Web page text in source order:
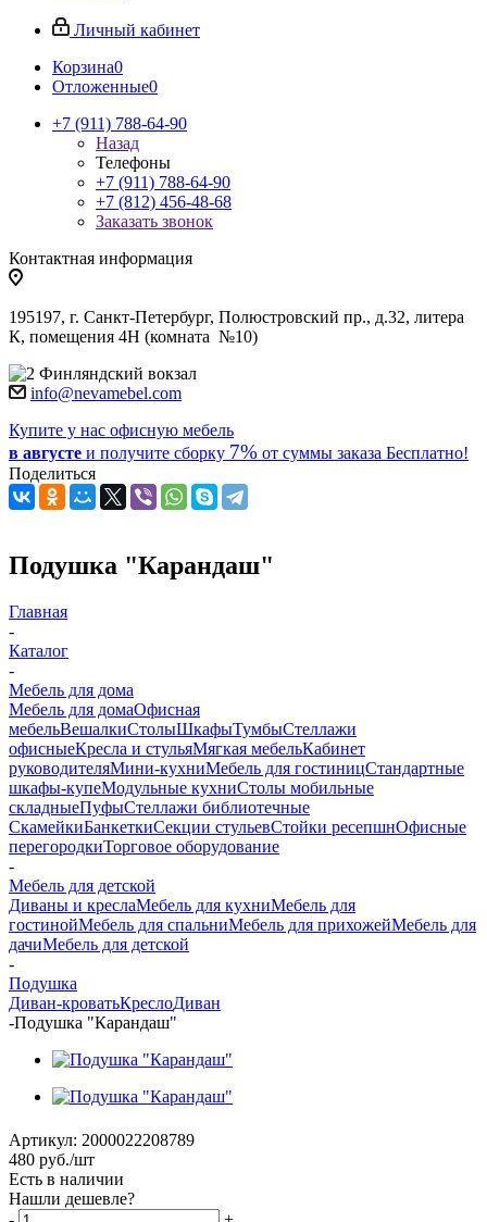
Личный кабинет
Корзина0
Отложенные0
+7 (911) 788-64-90
Назад
Телефоны
+7 (911) 788-64-90
+7 (812) 456-48-68
Заказать звонок
Контактная информация
195197, г. Санкт-Петербург, Полюстровский пр., д.32, литера
К, помещения 4Н (комната №10)
Финляндский вокзал
info@nevamebel.com
Купите у нас офисную мебель
в августе и получите сборку 7% от суммы заказа Бесплатно!
Поделиться
Подушка "Карандаш"
Главная
-
Каталог
-
Мебель для дома
Мебель для домаОфисная
мебельВешалкиСтолыШкафыТумбыСтеллажи
офисныеКресла и стульяМягкая мебельКабинет
руководителяМини-кухниМебель для гостиницСтандартные
шкафы-купеМодульные кухниСтолы мобильные
складныеПуфыСтеллажи библиотечные
СкамейкиБанкеткиСекции стульевСтойки ресепшнОфисные
перегородкиТорговое оборудование
-
Мебель для детской
Диваны и креслаМебель для кухниМебель для
гостинойМебель для спальниМебель для прихожейМебель для
дачиМебель для детской
-
Подушка
Диван-кроватьКреслоДиван
-Подушка "Карандаш"
Артикул: 2000022208789
480 руб./шт
Есть в наличии
Нашли дешевле?